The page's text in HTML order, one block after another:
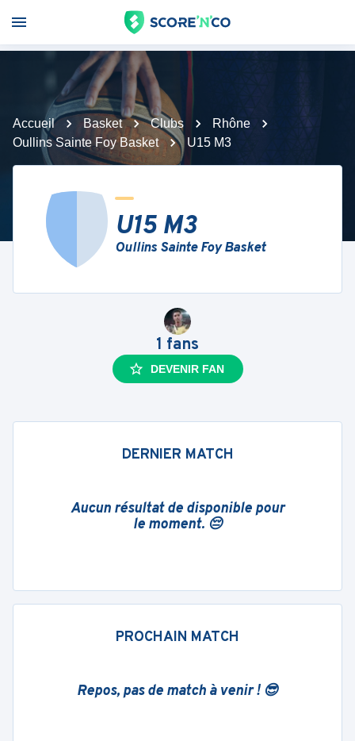
Accueil Basket Clubs
Rhône
Oullins Sainte Foy Basket
U15 M3
U15 M3
Oullins Sainte Foy Basket
1 fans
DEVENIR FAN
DERNIER MATCH
Aucun résultat de disponible pour
le moment. 😔
PROCHAIN MATCH
Repos, pas de match à venir ! 😎